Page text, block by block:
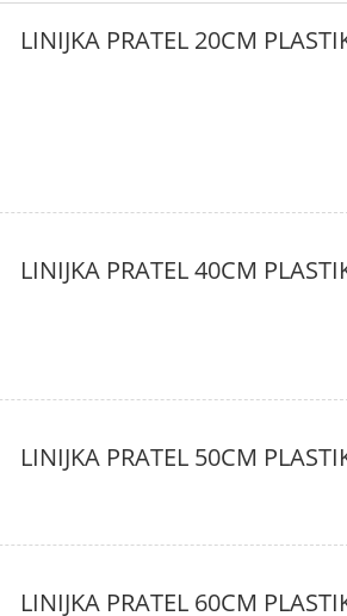
LINIJKA PRATEL 20CM
LINIJKA PRATEL 40CM
LINIJKA PRATEL 50CM
LINIJKA PRATEL 60CM